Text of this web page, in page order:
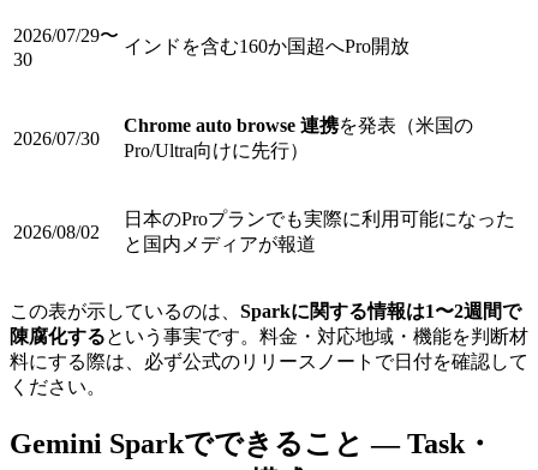
2026/07/29〜
30
インドを含む160か国超へPro開放
2026/07/30
Chrome auto browse 連携を発表（米国の
Pro/Ultra向けに先行）
2026/08/02
日本のProプランでも実際に利用可能になった
と国内メディアが報道
この表が示しているのは、 Sparkに関する情報は1〜2週間で
陳腐化するという事実です。料金・対応地域・機能を判断材
料にする際は、必ず公式のリリースノートで日付を確認して
ください。
Gemini Sparkでできること — Task・